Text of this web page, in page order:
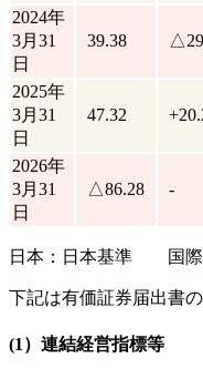
2024年
3月31
日
39.38
2025年
3月31
日
47.32
2026年
3月31
日
△86.28 -
日本：日本基準 国際
下記は有価証券届出書の
(1）連結経営指標等